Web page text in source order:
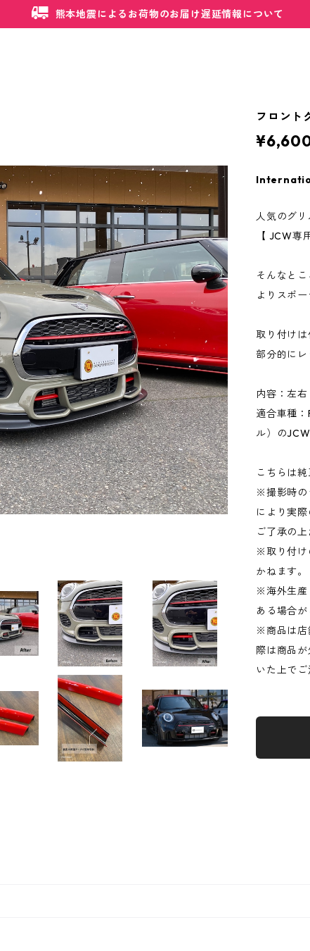
熊本地震によるお荷物のお届け遅延情報について
フロント
人気のグ
【 JCW専
そんなと
よりスポ
取り付け
部分的に
内容：左
適合車種
ル）のJCW
こちらは
※撮影時の
により実
ご了承の
※取り付け
かねます。
※海外生産
ある場合が
※商品は店
際は商品
いた上で